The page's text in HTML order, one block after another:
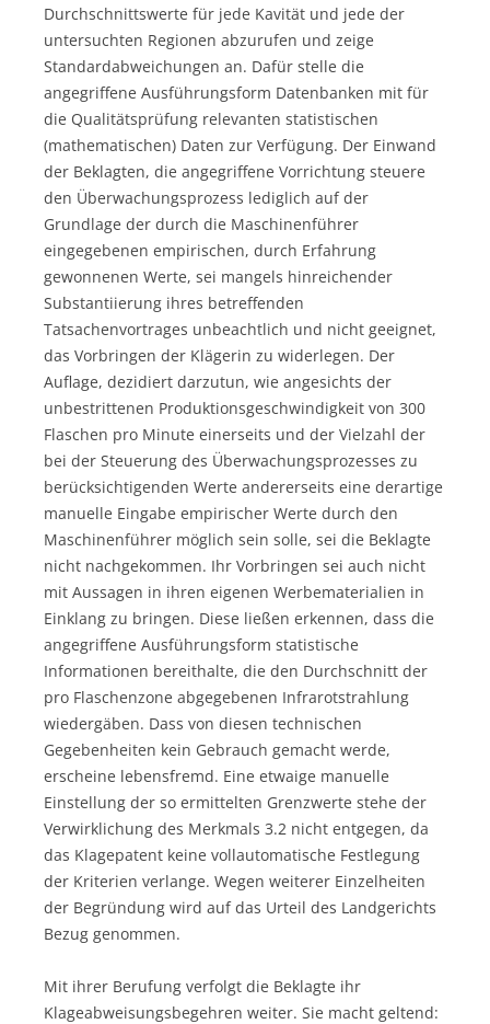
Durchschnittswerte für jede Kavität und jede der
untersuchten Regionen abzurufen und zeige
Standardabweichungen an. Dafür stelle die
angegriffene Ausführungsform Datenbanken mit für
die Qualitätsprüfung relevanten statistischen
(mathematischen) Daten zur Verfügung. Der Einwand
der Beklagten, die angegriffene Vorrichtung steuere
den Überwachungsprozess lediglich auf der
Grundlage der durch die Maschinenführer
eingegebenen empirischen, durch Erfahrung
gewonnenen Werte, sei mangels hinreichender
Substantiierung ihres betreffenden
Tatsachenvortrages unbeachtlich und nicht geeignet,
das Vorbringen der Klägerin zu widerlegen. Der
Auflage, dezidiert darzutun, wie angesichts der
unbestrittenen Produktionsgeschwindigkeit von 300
Flaschen pro Minute einerseits und der Vielzahl der
bei der Steuerung des Überwachungsprozesses zu
berücksichtigenden Werte andererseits eine derartige
manuelle Eingabe empirischer Werte durch den
Maschinenführer möglich sein solle, sei die Beklagte
nicht nachgekommen. Ihr Vorbringen sei auch nicht
mit Aussagen in ihren eigenen Werbematerialien in
Einklang zu bringen. Diese ließen erkennen, dass die
angegriffene Ausführungsform statistische
Informationen bereithalte, die den Durchschnitt der
pro Flaschenzone abgegebenen Infrarotstrahlung
wiedergäben. Dass von diesen technischen
Gegebenheiten kein Gebrauch gemacht werde,
erscheine lebensfremd. Eine etwaige manuelle
Einstellung der so ermittelten Grenzwerte stehe der
Verwirklichung des Merkmals 3.2 nicht entgegen, da
das Klagepatent keine vollautomatische Festlegung
der Kriterien verlange. Wegen weiterer Einzelheiten
der Begründung wird auf das Urteil des Landgerichts
Bezug genommen.
Mit ihrer Berufung verfolgt die Beklagte ihr
Klageabweisungsbegehren weiter. Sie macht geltend: